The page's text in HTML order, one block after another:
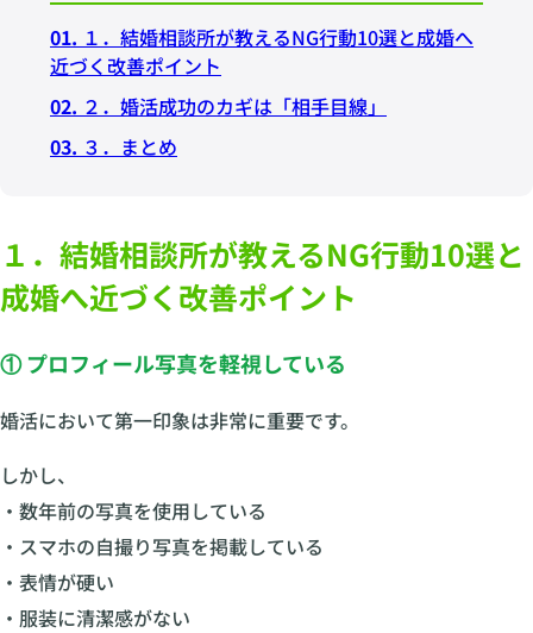
01. １．結婚相談所が教えるNG行動10選と成婚へ
近づく改善ポイント
02. ２．婚活成功のカギは「相手目線」
03. ３．まとめ
１．結婚相談所が教えるNG行動10選と
成婚へ近づく改善ポイント
① プロフィール写真を軽視している
婚活において第一印象は非常に重要です。
しかし、
・数年前の写真を使用している
・スマホの自撮り写真を掲載している
・表情が硬い
・服装に清潔感がない